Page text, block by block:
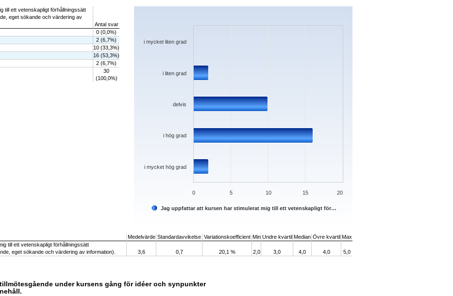
till ett vetenskapligt förhållningssätt
eget sökande och värdering av
Antal svar
0 (0,0%)
2 (6,7%)
10 (33,3%)
16 (53,3%)
2 (6,7%)
30
(100,0%)
Chart
The chart has 1 X axis displaying categories.
Jag uppfattar att kursen har stimulerat mig till ett vetenskapligt för…
i mycket hög grad
i hög grad
delvis
i liten grad
i mycket liten grad
0 10
5 15 20
Medelvärde Standardavvikelse Variationskoefficient Min Undre kvartil Median Övre kvartil Max
till ett vetenskapligt förhållningssätt
eget sökande och värdering av information).
3,6 0,7 20,1 % 2,0 3,0 4,0 4,0 5,0
under kursens gång för idéer och synpunkter